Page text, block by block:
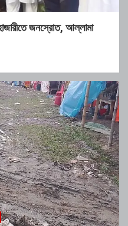
জনস্রোত, আল্লামা